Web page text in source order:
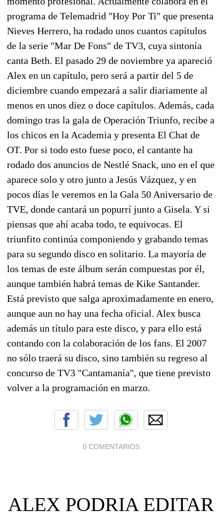
programa de Telemadrid "Hoy Por Ti" que presenta
Nieves Herrero, ha rodado unos cuantos capítulos
de la serie "Mar De Fons" de TV3, cuya sintonía
canta Beth. El pasado 29 de noviembre ya apareció
Alex en un capítulo, pero será a partir del 5 de
diciembre cuando empezará a salir diariamente al
menos en unos diez o doce capítulos. Además, cada
domingo tras la gala de Operación Triunfo, recibe a
los chicos en la Academia y presenta El Chat de
OT. Por si todo esto fuese poco, el cantante ha
rodado dos anuncios de Nestlé Snack, uno en el que
aparece solo y otro junto a Jesús Vázquez, y en
pocos días le veremos en la Gala 50 Aniversario de
TVE, donde cantará un popurrí junto a Gisela. Y si
piensas que ahí acaba todo, te equivocas. El
triunfito continúa componiendo y grabando temas
para su segundo disco en solitario. La mayoría de
los temas de este álbum serán compuestas por él,
aunque también habrá temas de Kike Santander.
Está previsto que salga aproximadamente en enero,
aunque aun no hay una fecha oficial. Alex busca
además un título para este disco, y para ello está
contando con la colaboración de los fans. El 2007
no sólo traerá su disco, sino también su regreso al
concurso de TV3 "Cantamanía", que tiene previsto
volver a la programación en marzo.
0 COMENTARIOS
ALEX PODRIA EDITAR